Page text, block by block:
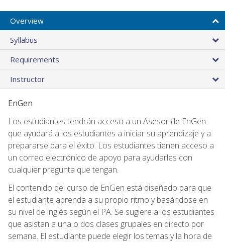
Overview
Syllabus
Requirements
Instructor
EnGen
Los estudiantes tendrán acceso a un Asesor de EnGen
que ayudará a los estudiantes a iniciar su aprendizaje y a
prepararse para el éxito. Los estudiantes tienen acceso a
un correo electrónico de apoyo para ayudarles con
cualquier pregunta que tengan.
El contenido del curso de EnGen está diseñado para que
el estudiante aprenda a su propio ritmo y basándose en
su nivel de inglés según el PA. Se sugiere a los estudiantes
que asistan a una o dos clases grupales en directo por
semana. El estudiante puede elegir los temas y la hora de